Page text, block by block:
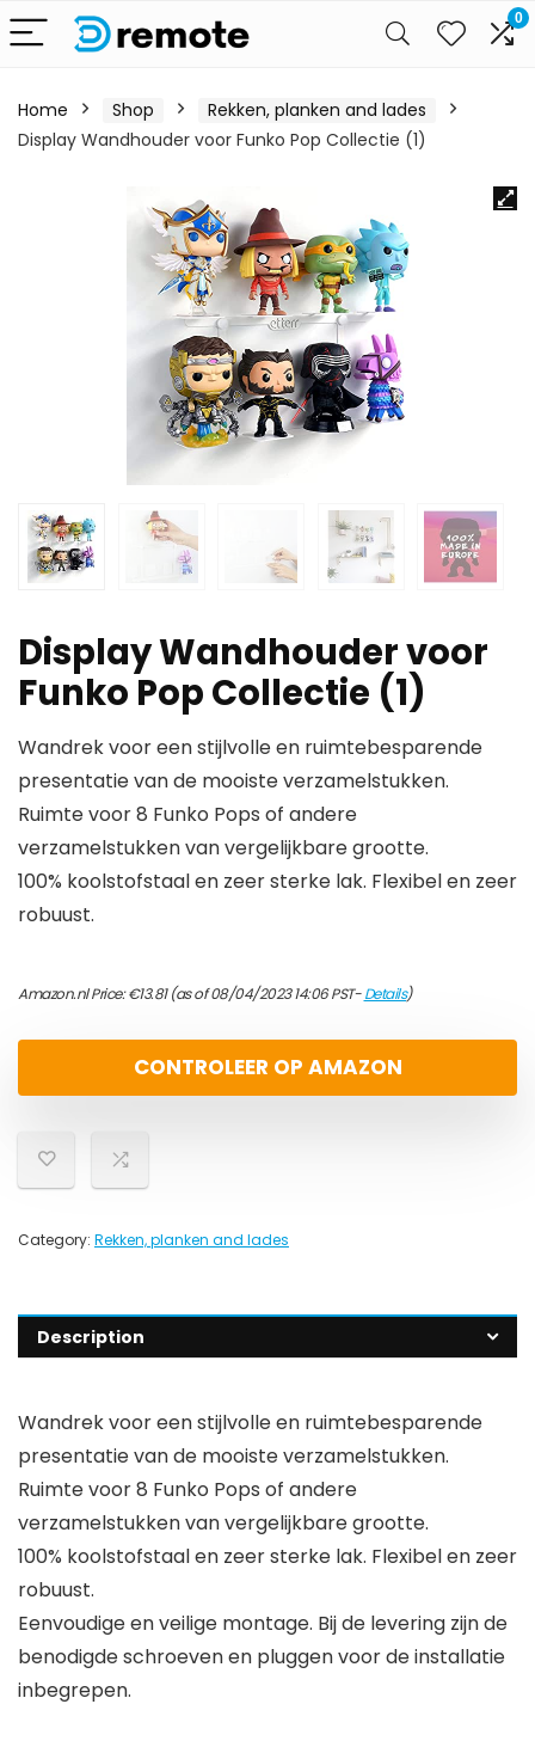
0
Home Shop
Rekken, planken and lades
Display Wandhouder voor Funko Pop Collectie (1)
Display Wandhouder voor
Funko Pop Collectie (1)
Wandrek voor een stijlvolle en ruimtebesparende
presentatie van de mooiste verzamelstukken.
Ruimte voor 8 Funko Pops of andere
verzamelstukken van vergelijkbare grootte.
100% koolstofstaal en zeer sterke lak. Flexibel en zeer
robuust.
Amazon.nl Price:€13.81(as of 08/04/2023 14:06 PST-Details)
CONTROLEER OP AMAZON
Category: Rekken, planken and lades
Description
Wandrek voor een stijlvolle en ruimtebesparende
presentatie van de mooiste verzamelstukken.
Ruimte voor 8 Funko Pops of andere
verzamelstukken van vergelijkbare grootte.
100% koolstofstaal en zeer sterke lak. Flexibel en zeer
robuust.
Eenvoudige en veilige montage. Bij de levering zijn de
benodigde schroeven en pluggen voor de installatie
inbegrepen.